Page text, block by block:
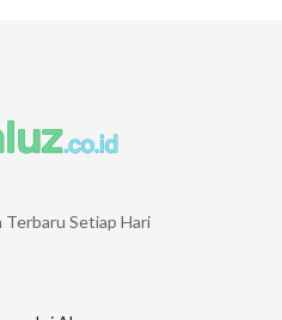
Setiap Hari